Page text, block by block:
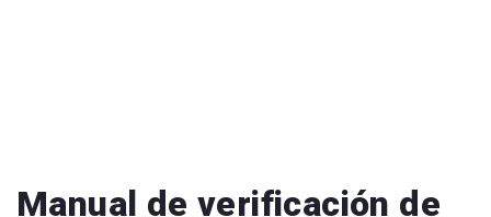
Manual de verificación de